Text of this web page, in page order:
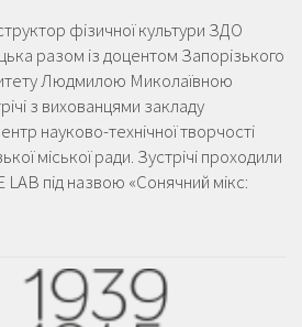
фізичної культури ЗДО
разом із доцентом Запорізького
Людмилою Миколаївною
з вихованцями закладу
науково-технічної творчості
міської ради. Зустрічі проходили
під назвою «Сонячний мікс: